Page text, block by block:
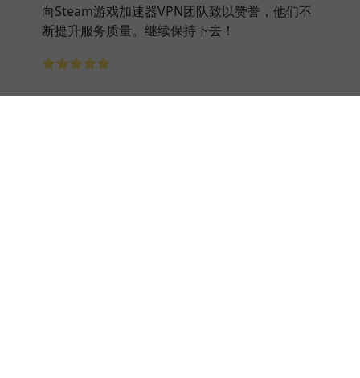
向Steam游戏加速器VPN团队致以赞誉，他们不
断提升服务质量。继续保持下去！
⭐⭐⭐⭐⭐